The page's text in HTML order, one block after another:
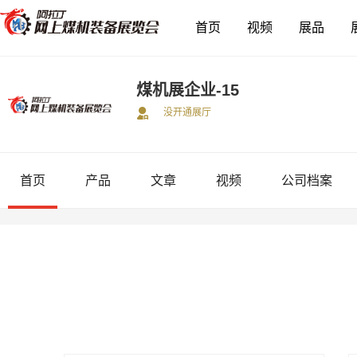
首页 视频 展品
煤机展企业-15
没开通展厅
首页 产品 文章 视频 公司档案